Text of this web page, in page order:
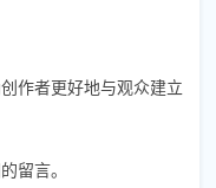
作者更好地与观众建立
留言。